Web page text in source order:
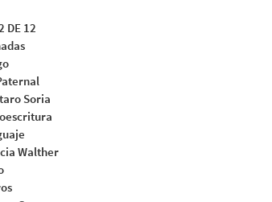
DE 12
Soria
Walther